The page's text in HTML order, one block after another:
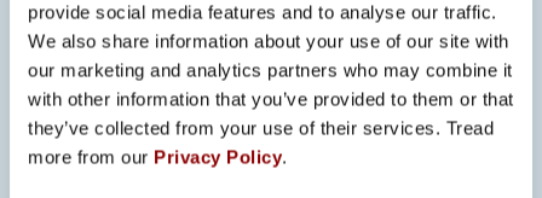
provide social media features and to analyse our traffic.
We also share information about your use of our site with
our marketing and analytics partners who may combine it
with other information that you’ve provided to them or that
they’ve collected from your use of their services. Tread
more from our Privacy Policy.
Lisätietoja tehtävästä Promecolla
antaa työnjohtaja Ilpo Koski,
ilpo.koski@promeco.fi